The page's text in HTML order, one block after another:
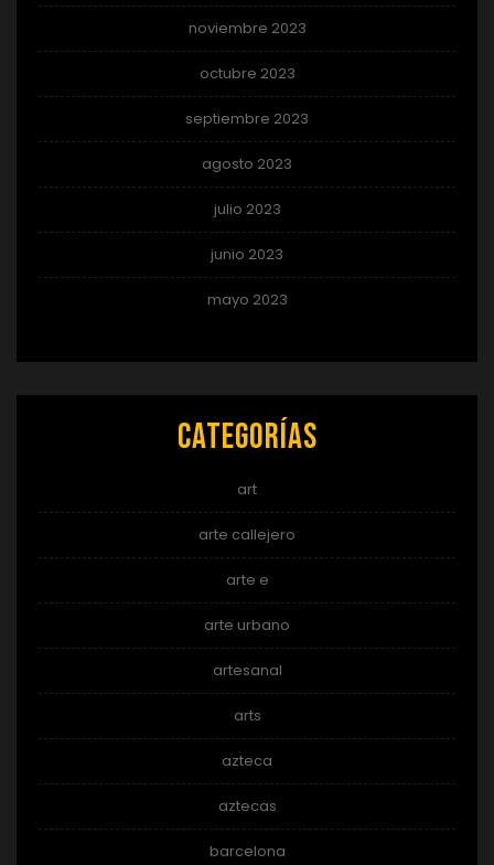
noviembre 2023
octubre 2023
septiembre 2023
agosto 2023
julio 2023
junio 2023
mayo 2023
Categorías
art
arte callejero
arte e
arte urbano
artesanal
arts
azteca
aztecas
barcelona